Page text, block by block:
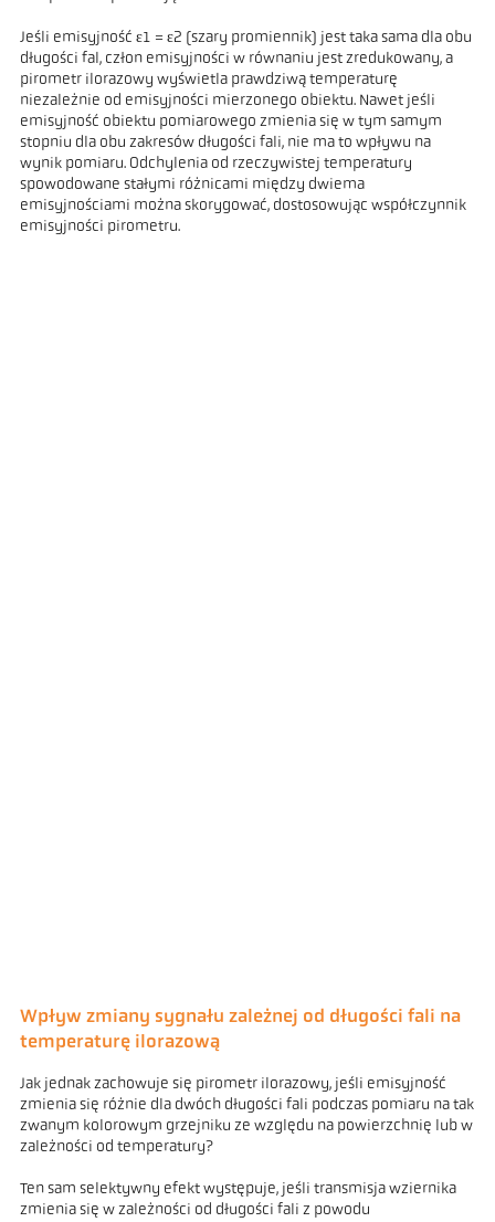
Jeśli emisyjność ε1 = ε2 (szary promiennik) jest taka sama dla obu
długości fal, człon emisyjności w równaniu jest zredukowany, a
pirometr ilorazowy wyświetla prawdziwą temperaturę
niezależnie od emisyjności mierzonego obiektu. Nawet jeśli
emisyjność obiektu pomiarowego zmienia się w tym samym
stopniu dla obu zakresów długości fali, nie ma to wpływu na
wynik pomiaru. Odchylenia od rzeczywistej temperatury
spowodowane stałymi różnicami między dwiema
emisyjnościami można skorygować, dostosowując współczynnik
emisyjności pirometru.
Wpływ zmiany sygnału zależnej od długości fali na
temperaturę ilorazową
Jak jednak zachowuje się pirometr ilorazowy, jeśli emisyjność
zmienia się różnie dla dwóch długości fali podczas pomiaru na tak
zwanym kolorowym grzejniku ze względu na powierzchnię lub w
zależności od temperatury?
Ten sam selektywny efekt występuje, jeśli transmisja wziernika
zmienia się w zależności od długości fali z powodu